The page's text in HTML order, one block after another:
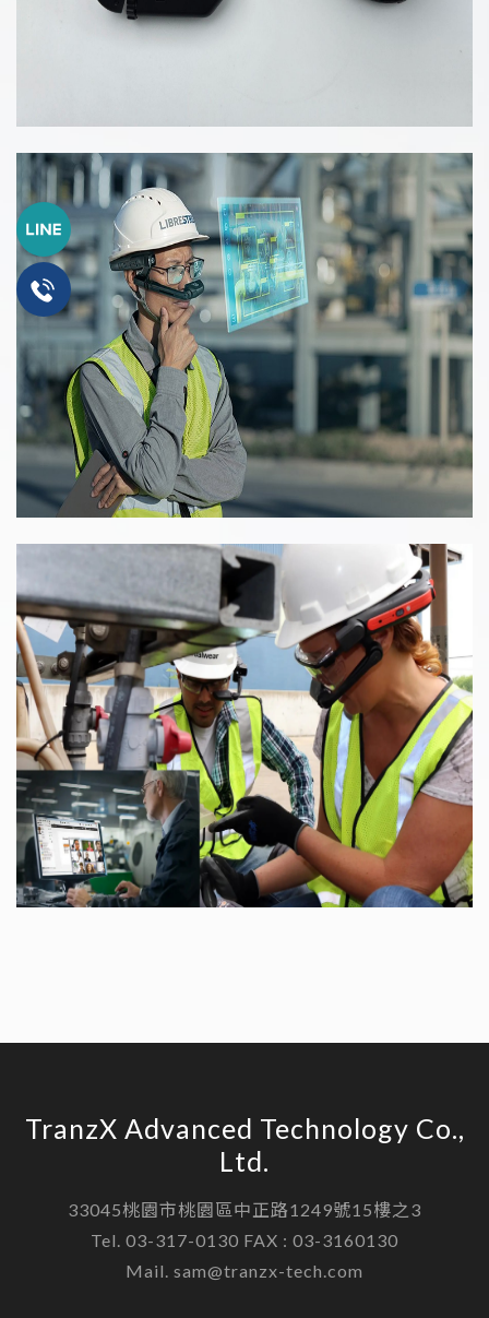
TranzX Advanced Technology Co.,
Ltd.
33045桃園市桃園區中正路1249號15樓之3
Tel. 03-317-0130 FAX : 03-3160130
Mail. sam@tranzx-tech.com